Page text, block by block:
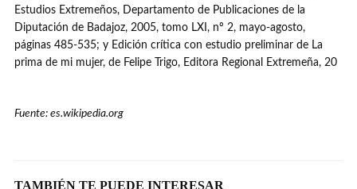
Estudios Extremeños, Departamento de Publicaciones de la
Diputación de Badajoz, 2005, tomo LXI, nº 2, mayo-agosto,
páginas 485-535; y Edición crítica con estudio preliminar de La
prima de mi mujer, de Felipe Trigo, Editora Regional Extremeña, 20
Fuente: es.wikipedia.org
TAMBIÉN TE PUEDE INTERESAR